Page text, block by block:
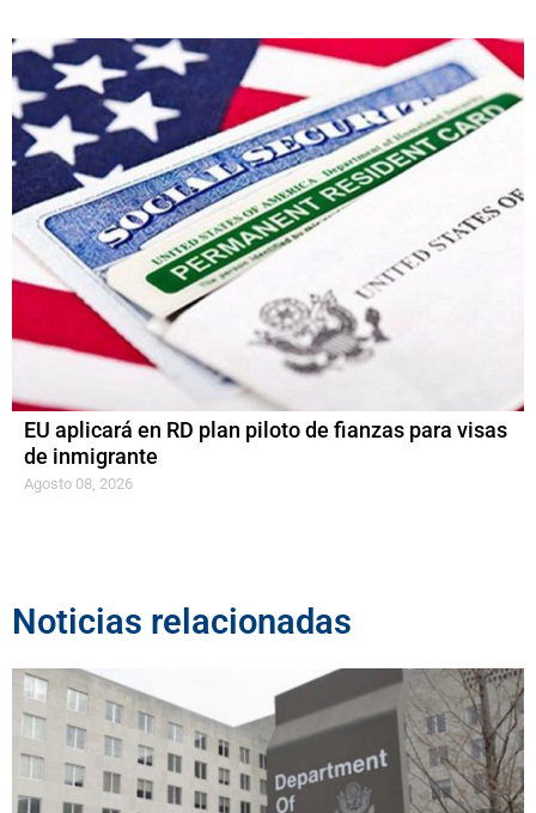
EU aplicará en RD plan piloto de fianzas para visas
de inmigrante
Agosto 08, 2026
Noticias relacionadas